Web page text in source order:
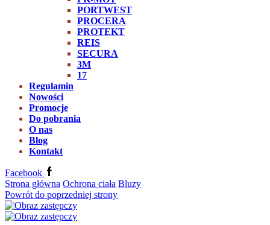
PORTWEST
PROCERA
PROTEKT
REIS
SECURA
3M
17
Regulamin
Nowości
Promocje
Do pobrania
O nas
Blog
Kontakt
Facebook
Strona główna Ochrona ciała Bluzy
Powrót do poprzedniej strony